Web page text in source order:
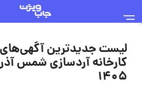
لیست جدیدترین
۱۴۰۵